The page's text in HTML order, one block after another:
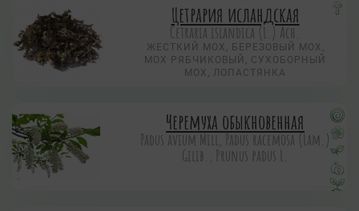
Цетрария исландская
Cetraria islandica (L.) Ach.
ЖЕСТКИЙ МОХ, БЕРЕЗОВЫЙ МОХ,
МОХ РЯБЧИКОВЫЙ, СУХОБОРНЫЙ
МОХ, ЛОПАСТЯНКА
Черемуха обыкновенная
Padus avium Mill, Padus racemosa (Lam.)
Gilib., Prunus padus L.